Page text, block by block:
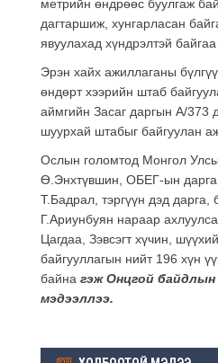
метрийн өндрөөс буулгаж
дагтаршиж, хунгарласан
явуулахад хүндрэлтэй
Эрэн хайх ажиллаганы
өндөрт хээрийн штаб
аймгийн Засаг даргын А/373
шуурхай штабыг байгуулан
Ослын голомтод Монгол
Ө.Энхтүвшин, ОБЕГ-ын
Т.Бадрал, тэргүүн дэд дарга,
Г.Ариунбуян нараар
Цагдаа, Зэвсэгт хүчин,
байгууллагын нийт 196 хүн
байна гэж Онцгой байдлын
мэдээллээ.